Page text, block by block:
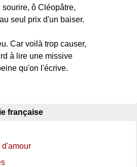
ô Cléopâtre,
seul prix d'un baiser.
Car voilà trop causer,
à lire une missive
qu'on l'écrive.
française
d'amour